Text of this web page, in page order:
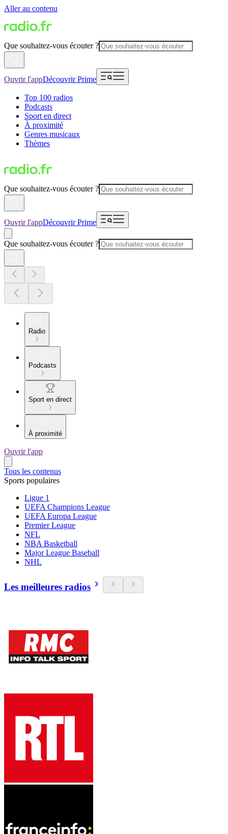
Aller au contenu
Que souhaitez-vous écouter ?
Ouvrir l'appDécouvrir Prime
Top 100 radios
Podcasts
Sport en direct
À proximité
Genres musicaux
Thèmes
Que souhaitez-vous écouter ?
Ouvrir l'appDécouvrir Prime
Que souhaitez-vous écouter ?
Radio
Podcasts
Sport en direct
À proximité
Ouvrir l'app
Tous les contenus
Sports populaires
Ligue 1
UEFA Champions League
UEFA Europa League
Premier League
NFL
NBA Basketball
Major League Baseball
NHL
Les meilleures radios